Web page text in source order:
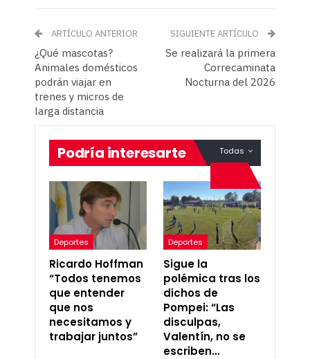
ARTÍCULO ANTERIOR
¿Qué mascotas?
Animales domésticos
podrán viajar en
trenes y micros de
larga distancia
SIGUIENTE ARTÍCULO
Se realizará la primera
Correcaminata
Nocturna del 2026
Todas
Podría interesarte
Deportes
Ricardo Hoffman
“Todos tenemos
que entender
que nos
necesitamos y
trabajar juntos”
Deportes
Sigue la
polémica tras los
dichos de
Pompei: “Las
disculpas,
Valentín, no se
escriben…